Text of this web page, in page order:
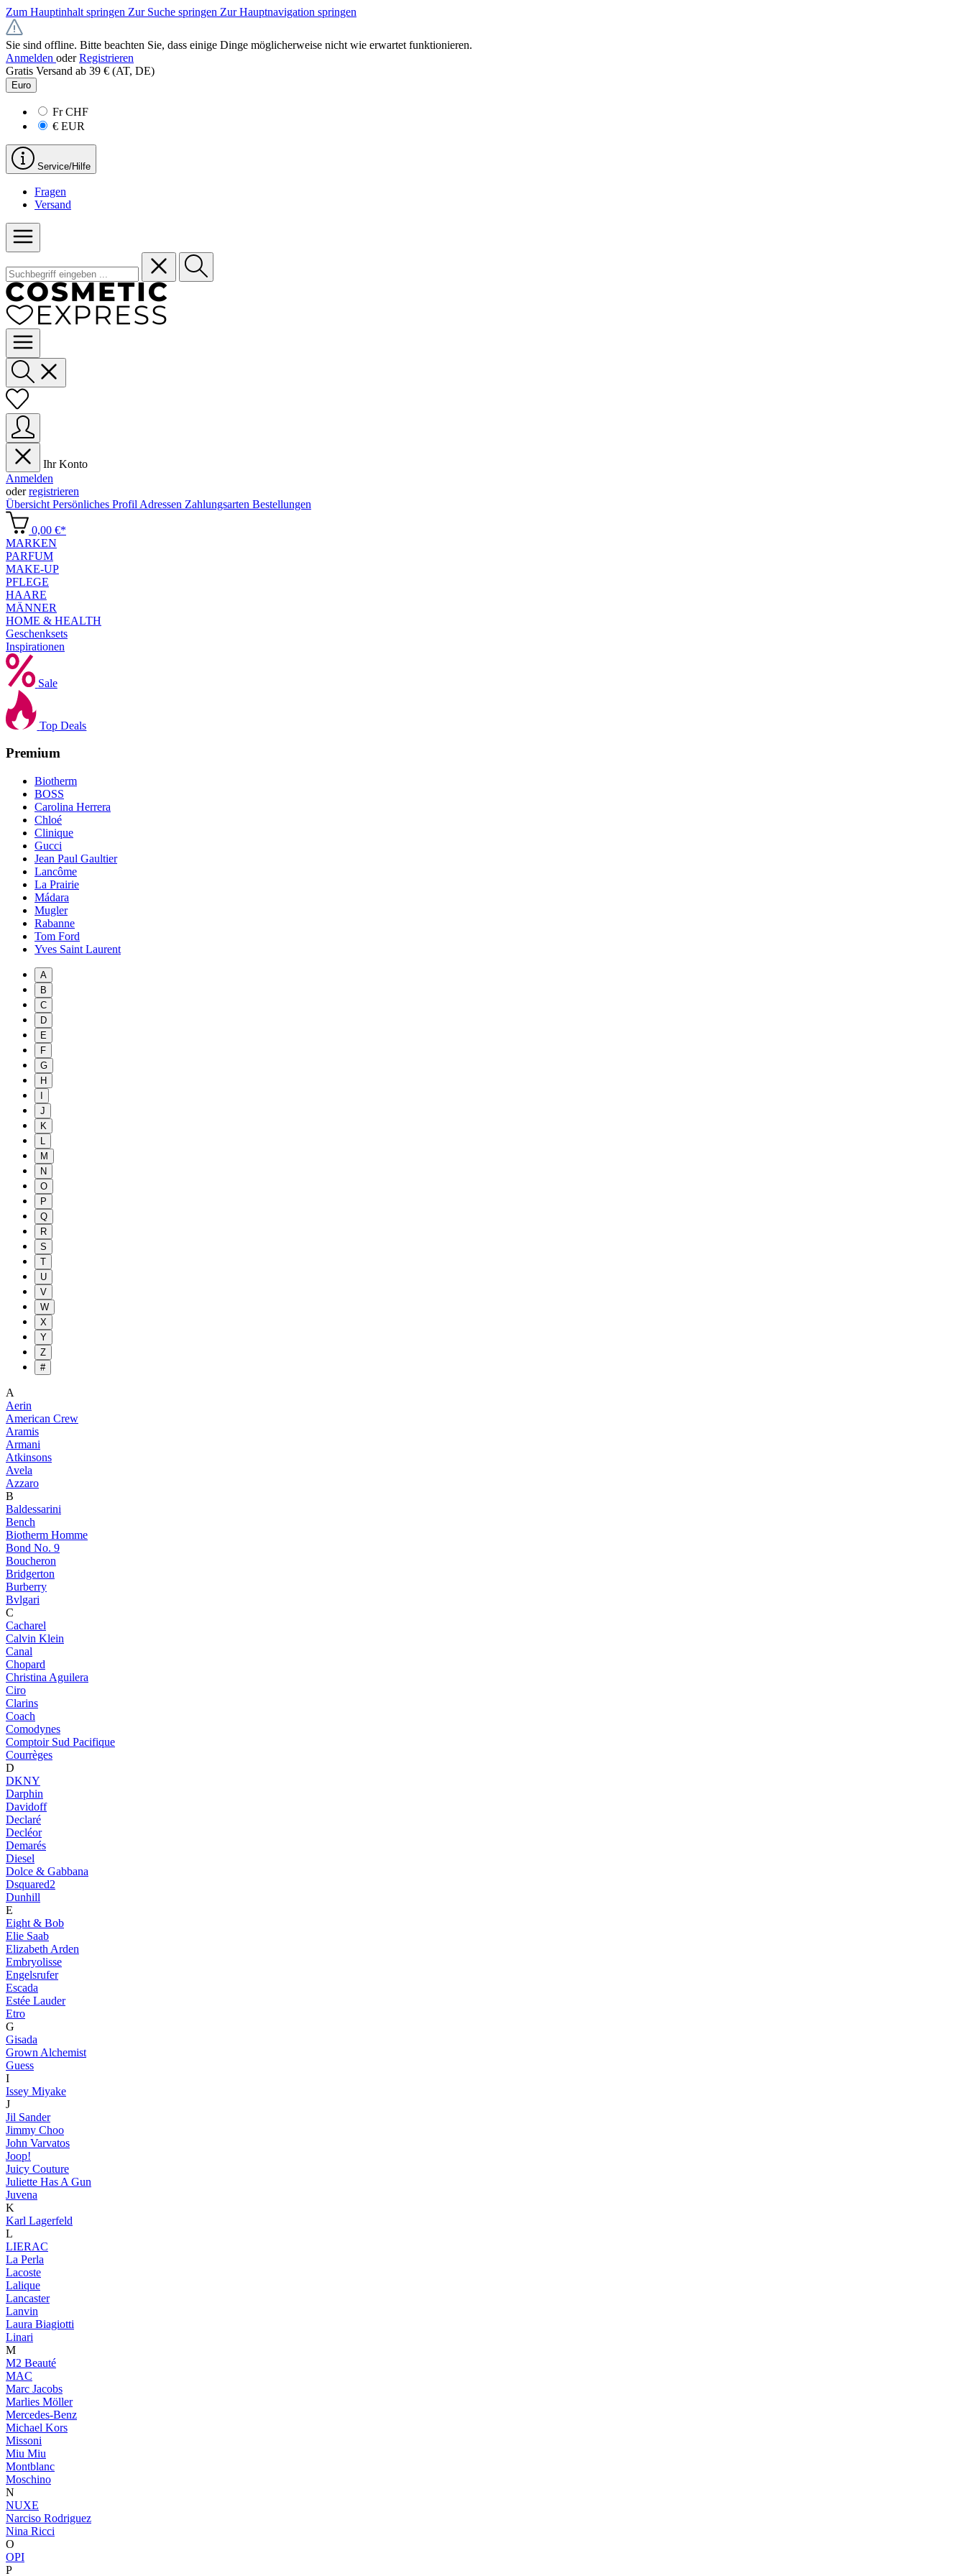
Zum Hauptinhalt springen Zur Suche springen Zur Hauptnavigation springen
Sie sind offline. Bitte beachten Sie, dass einige Dinge möglicherweise nicht wie erwartet funktionieren.
Anmelden oder Registrieren
Gratis Versand ab 39 € (AT, DE)
Euro
FrCHF
€ EUR
Service/Hilfe
Fragen
Versand
Ihr Konto
Anmelden
oderregistrieren
Übersicht Persönliches Profil Adressen Zahlungsarten Bestellungen
0,00 €*
MARKEN
PARFUM
MAKE-UP
PFLEGE
HAARE
MÄNNER
HOME & HEALTH
Geschenksets
Inspirationen
Sale
Top Deals
Premium
Biotherm
BOSS
Carolina Herrera
Chloé
Clinique
Gucci
Jean Paul Gaultier
Lancôme
La Prairie
Mádara
Mugler
Rabanne
Tom Ford
Yves Saint Laurent
A
B
C
D
E
F
G
H
J
K
L
M
N
O
P
Q
R
S
T
U
V
W
X
Y
Z
#
A
Aerin
American Crew
Aramis
Armani
Atkinsons
Avela
Azzaro
B
Baldessarini
Bench
Biotherm Homme
Bond No. 9
Boucheron
Bridgerton
Burberry
Bvlgari
C
Cacharel
Calvin Klein
Canal
Chopard
Christina Aguilera
Ciro
Clarins
Coach
Comodynes
Comptoir Sud Pacifique
Courrèges
D
DKNY
Darphin
Davidoff
Declaré
Decléor
Demarés
Diesel
Dolce & Gabbana
Dsquared2
Dunhill
E
Eight & Bob
Elie Saab
Elizabeth Arden
Embryolisse
Engelsrufer
Escada
Estée Lauder
Etro
G
Gisada
Grown Alchemist
Guess
I
Issey Miyake
J
Jil Sander
Jimmy Choo
John Varvatos
Joop!
Juicy Couture
Juliette Has A Gun
Juvena
K
Karl Lagerfeld
L
LIERAC
La Perla
Lacoste
Lalique
Lancaster
Lanvin
Laura Biagiotti
Linari
M
M2 Beauté
MAC
Marc Jacobs
Marlies Möller
Mercedes-Benz
Michael Kors
Missoni
Miu Miu
Montblanc
Moschino
N
NUXE
Narciso Rodriguez
Nina Ricci
O
OPI
P